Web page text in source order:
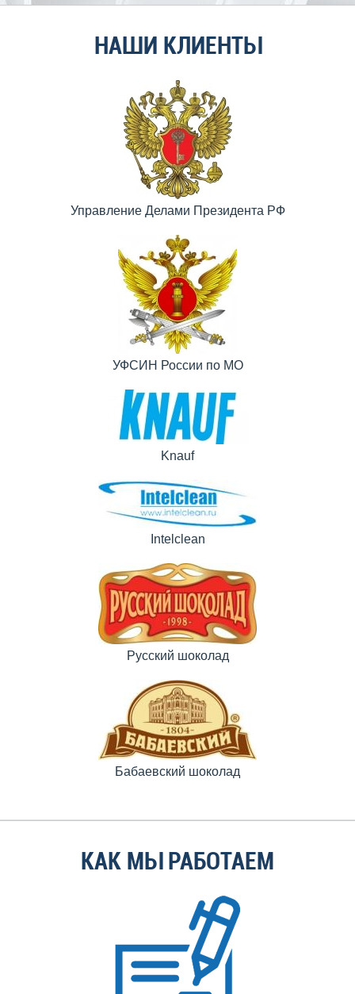
НАШИ КЛИЕНТЫ
Управление Делами Президента РФ
УФСИН России по МО
Knauf
Intelclean
Русский шоколад
Бабаевский шоколад
КАК МЫ РАБОТАЕМ